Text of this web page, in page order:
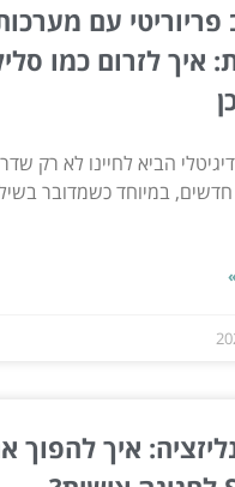
איך לזרום כמו
הביא לחיינו לא רק
איך להפוך